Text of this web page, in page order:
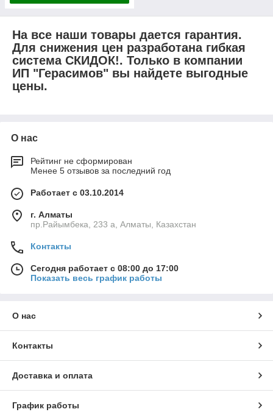
На все наши товары дается гарантия.
Для снижения цен разработана гибкая
система СКИДОК!. Только в компании
ИП "Герасимов" вы найдете выгодные
цены.
О нас
Рейтинг не сформирован
Менее 5 отзывов за последний год
Работает с 03.10.2014
г. Алматы
пр.Райымбека, 233 а, Алматы, Казахстан
Контакты
Сегодня работает с 08:00 до 17:00
Показать весь график работы
О нас
Контакты
Доставка и оплата
График работы